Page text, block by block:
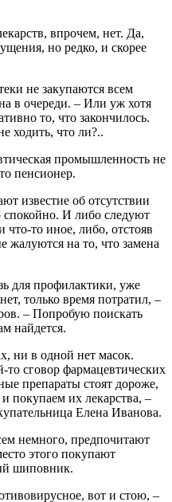
впрочем, нет. Да,
но редко, и скорее
не закупаются всем
в очереди. – Или уж хотя
то, что закончилось.
ходить, что ли?..
промышленность не
пенсионер.
известие об отсутствии
спокойно. И либо следуют
что-то иное, либо, отстояв
жалуются на то, что замена
для профилактики, уже
только время потратил, –
– Попробую поискать
найдется.
ни в одной нет масок.
то сговор фармацевтических
препараты стоят дороже,
покупаем их лекарства, –
Елена Иванова.
немного, предпочитают
этого покупают
шиповник.
вот и стою, –